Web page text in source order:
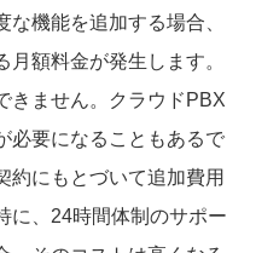
機能を追加する場合、
額料金が発生します。
きません。クラウドPBX
必要になることもあるで
約にもとづいて追加費用
に、24時間体制のサポー